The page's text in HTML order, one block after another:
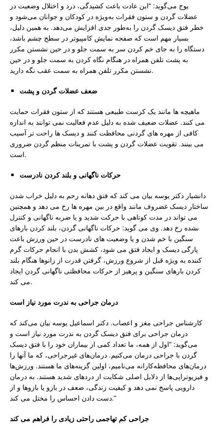
یوج می‌گوید: “این عادت باعث کشیدگی، درد و اختلال وضعیت در
عضلات گردن و ستون فقرات به‌ویژه در کودکان و جوانان می‌شود و
خطر فتق دیسک گردن را به‌طور جدی افزایش می‌دهد. به همین دلیل،
بسیار مهم است که صفحه نمایش کامپیوتر در سطح چشم باشد،
دستگاه را به جای خم کردن سر به سمت جلو و در حین نشستن مکرر
به پشت تلفن همراه در هنگام نگاه کردن به سمت جلو و در حین
نشستن مکرر تلفن همراه به سمت عقب نگه دارید.
ضعف عضلات گردن و پشت
ماهیچه ها مانند یک کرست طبیعی هستند که از ستون فقرات حمایت
می کنند. عضلات ضعیف شده به دلیل عدم فعالیت نمی توانند به اندازه
کافی از مهره های گردنی محافظت کنند و دیسک ها راحت تر آسیب
می بینند. تقویت عضلات گردن و پشت با تمرینات منظم گردن ضروری
است.
حرکات ناگهانی و بلند کردن نادرست
دانشیار دکتر یوسه بیان می کند که فتق دهانه رحم به دلیل خراب شدن
ساختار دیسک غضروف مانند واقع در بین مهره ها رخ می دهد و همچنین
می تواند در مدت کوتاهی با حرکت شدید و یا ضربه ناگهانی و کنترل
نشده رخ دهد. وی می گوید: حرکات ناگهانی گردن، بلند کردن بارهای
سنگین با خم شدن و یا وضعیت های نادرست در حین ورزش باعث
پارگی دیسک و ایجاد فتق می شود، کشش بدن با انجام حرکات گرم
کننده به ویژه قبل از شروع ورزش، گرفتن قدرت از زانوها هنگام بلند
کردن بارهای سنگین و پرهیز از حرکات محافظتی ناگهانی گردن ایجاد
می کند.
درمان جراحی به ندرت مورد نیاز است
کارشناس جراحی مغز و اعصاب. دکتر اسماعیل یوسه بیان می‌کند که
درمان جراحی برای فتق دیسک گردن به ندرت مورد نیاز است و
می‌گوید: “اول از همه، ما تعداد کمی از بیماران خود را با فتق دیسک
گردن با جراحی درمان می‌کنیم. درمان‌های غیرجراحی، که ما آنها را
درمان‌های محافظه‌کارانه می‌نامیم، اولین گزینه‌های ما هستند. ورزش‌ها
و فیزیوتراپی‌ها از دلایل اصلی شکایت از دردهای شدید هستند. به درمان
دارویی پاسخ نمی دهد و کیفیت زندگی، ضعف در بازو یا بازوها و از
دست دادن احساس را مختل می کند.”
جراحی کم تهاجمی راحتی زیادی را فراهم می کند